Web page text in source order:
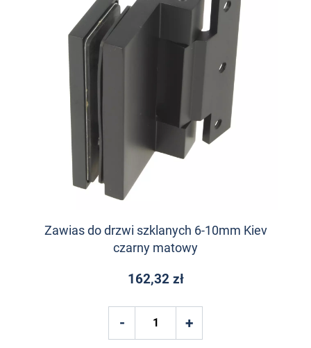
Zawias do drzwi szklanych 6-10mm Kiev
czarny matowy
162,32 zł